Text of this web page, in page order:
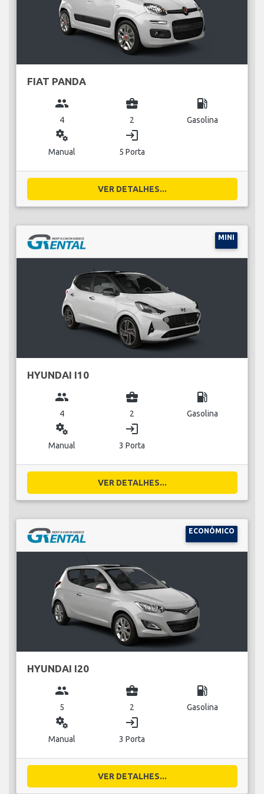
FIAT PANDA
group
4
business_center
2
local_gas_station
Gasolina
miscellaneous_services
Manual
login
5 Porta
VER DETALHES...
MINI
HYUNDAI I10
group
4
business_center
2
local_gas_station
Gasolina
miscellaneous_services
Manual
login
3 Porta
VER DETALHES...
ECONÓMICO
HYUNDAI I20
group
5
business_center
2
local_gas_station
Gasolina
miscellaneous_services
Manual
login
3 Porta
VER DETALHES...